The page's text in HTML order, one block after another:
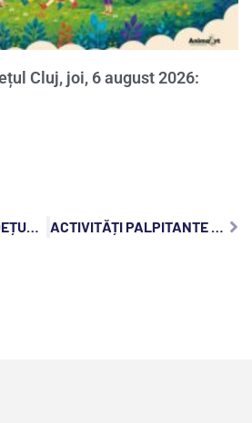
Cluj, joi, 6 august 2026:
EVENIMENTE ÎN JUDEȚUL CLUJ, SÂMBĂTĂ, 17 DECEMBRIE 2022: ACTIVITĂȚI PALPITANTE DE FĂCUT ÎN JUDEȚUL CLUJ